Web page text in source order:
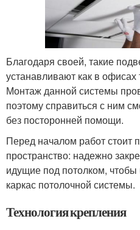
Благодаря своей, такие
устанавливают как в
Монтаж данной системы
поэтому справиться с ним
без посторонней помощи.
Перед началом работ стоит
пространство: надежно
идущие под потолком,
каркас потолочной системы.
Технология крепления